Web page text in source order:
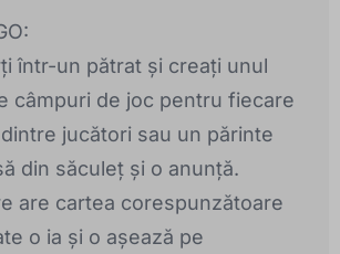
într-un pătrat și creați unul
câmpuri de joc pentru fiecare
jucători sau un părinte
din săculeț și o anunță.
are cartea corespunzătoare
o ia și o așează pe